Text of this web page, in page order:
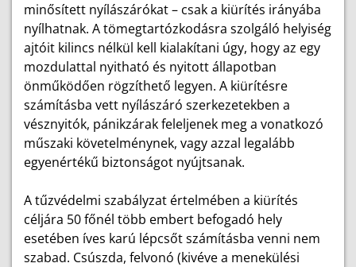
minősített nyílászárókat – csak a kiürítés irányába
nyílhatnak. A tömegtartózkodásra szolgáló helyiség
ajtóit kilincs nélkül kell kialakítani úgy, hogy az egy
mozdulattal nyitható és nyitott állapotban
önműködően rögzíthető legyen. A kiürítésre
számításba vett nyílászáró szerkezetekben a
vésznyitók, pánikzárak feleljenek meg a vonatkozó
műszaki követelménynek, vagy azzal legalább
egyenértékű biztonságot nyújtsanak.
A tűzvédelmi szabályzat értelmében a kiürítés
céljára 50 főnél több embert befogadó hely
esetében íves karú lépcsőt számításba venni nem
szabad. Csúszda, felvonó (kivéve a menekülési